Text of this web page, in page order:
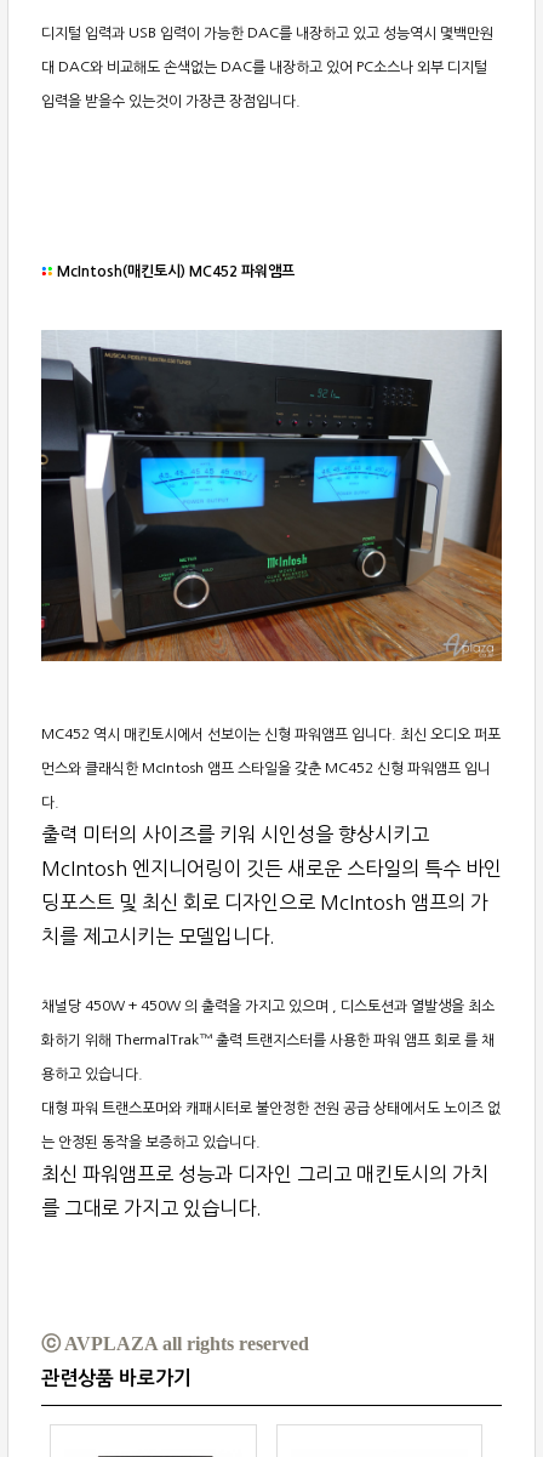
디지털 입력과 USB 입력이 가능한 DAC를 내장하고 있고 성능역시 몇백만원
대 DAC와 비교해도 손색없는 DAC를 내장하고 있어 PC소스나 외부 디지털
입력을 받을수 있는것이 가장큰 장점입니다.
McIntosh(매킨토시) MC452 파워앰프
MC452 역시 매킨토시에서 선보이는 신형 파워앰프 입니다. 최신 오디오 퍼포
먼스와 클래식한 McIntosh 앰프 스타일을 갖춘 MC452 신형 파워앰프 입니
다.
출력 미터의 사이즈를 키워 시인성을 향상시키고
McIntosh 엔지니어링이 깃든 새로운 스타일의 특수 바인
딩포스트 및 최신 회로 디자인으로 McIntosh 앰프의 가
치를 제고시키는 모델입니다.
채널당 450W + 450W 의 출력을 가지고 있으며 , 디스토션과 열발생을 최소
화하기 위해 ThermalTrak™ 출력 트랜지스터를 사용한 파워 앰프 회로 를 채
용하고 있습니다.
대형 파워 트랜스포머와 캐패시터로 불안정한 전원 공급 상태에서도 노이즈 없
는 안정된 동작을 보증하고 있습니다.
최신 파워앰프로 성능과 디자인 그리고 매킨토시의 가치
를 그대로 가지고 있습니다.
ⓒ AVPLAZA all rights reserved